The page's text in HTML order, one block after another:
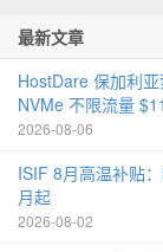
最新文章
HostDare 保加利
NVMe 不限流量
2026-08-06
ISIF 8月高温补贴
月起
2026-08-02